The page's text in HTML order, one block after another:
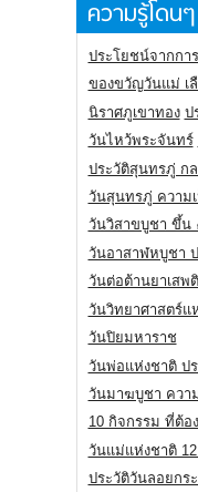
ความรู้โดนๆ
ประโยชน์จากกา
ของขวัญวันแม่ เ
นิราศภูเขาทอง ป
วันไหว้พระจันทร์
ประวัติสุนทรภู่ ก
วันสุนทรภู่ ความ
วันวิสาขบูชา ขึ้น
วันอาสาฬหบูชา
วันต่อต้านยาเสพ
วันวิทยาศาสตร์แ
วันปิยมหาราช
วันพ่อแห่งชาติ ป
วันมาฆบูชา ควา
10 กิจกรรม ที่ต้อ
วันแม่แห่งชาติ
ประวัติวันลอยกร